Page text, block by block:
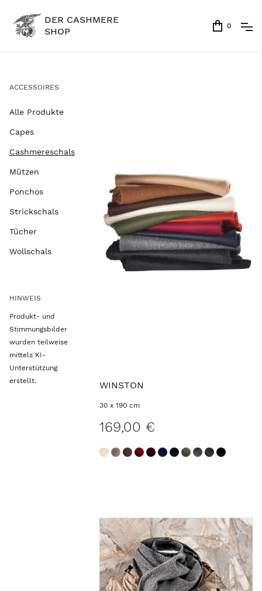
DER CASHMERE
SHOP
0
WINSTON
30 x 190 cm
169,00 €
ACCESSOIRES
Alle Produkte
Capes
Cashmereschals
Mützen
Ponchos
Strickschals
Tücher
Wollschals
HINWEIS
Produkt- und
Stimmungsbilder
wurden teilweise
mittels KI-
Unterstützung
erstellt.